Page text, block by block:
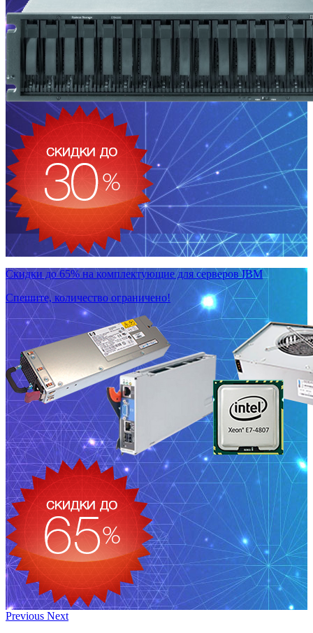
Скидки до 65% на комплектующие для серверов IBM
Спешите, количество ограничено!
Previous Next